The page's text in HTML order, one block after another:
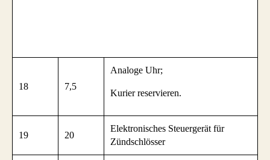
18 7,5
Analoge Uhr;
Kurier reservieren.
19 20
Elektronisches Steuergerät für
Zündschlösser